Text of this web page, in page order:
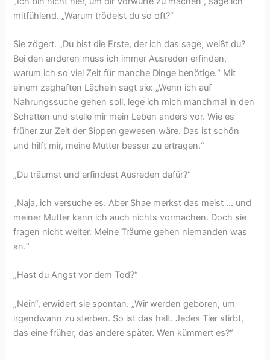
mitfühlend. „Warum trödelst du so oft?“
Sie zögert. „Du bist die Erste, der ich das sage, weißt du?
Bei den anderen muss ich immer Ausreden erfinden,
warum ich so viel Zeit für manche Dinge benötige.“ Mit
einem zaghaften Lächeln sagt sie: „Wenn ich auf
Nahrungssuche gehen soll, lege ich mich manchmal in den
Schatten und stelle mir mein Leben anders vor. Wie es
früher zur Zeit der Sippen gewesen wäre. Das ist schön
und hilft mir, meine Mutter besser zu ertragen.“
„Du träumst und erfindest Ausreden dafür?“
„Naja, ich versuche es. Aber Shae merkst das meist … und
meiner Mutter kann ich auch nichts vormachen. Doch sie
fragen nicht weiter. Meine Träume gehen niemanden was
an.“
„Hast du Angst vor dem Tod?“
„Nein“, erwidert sie spontan. „Wir werden geboren, um
irgendwann zu sterben. So ist das halt. Jedes Tier stirbt,
das eine früher, das andere später. Wen kümmert es?“